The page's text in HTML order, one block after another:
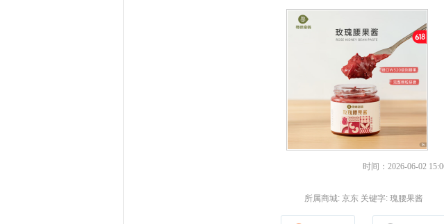
时间：2026-06-02
所属商城: 京东关键字: 瑰腰果酱
拼多